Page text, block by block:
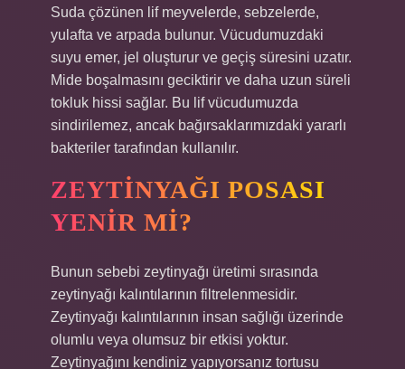
Suda çözünen lif meyvelerde, sebzelerde,
yulafta ve arpada bulunur. Vücudumuzdaki
suyu emer, jel oluşturur ve geçiş süresini uzatır.
Mide boşalmasını geciktirir ve daha uzun süreli
tokluk hissi sağlar. Bu lif vücudumuzda
sindirilemez, ancak bağırsaklarımızdaki yararlı
bakteriler tarafından kullanılır.
ZEYTINYAĞI POSASI
YENIR MI?
Bunun sebebi zeytinyağı üretimi sırasında
zeytinyağı kalıntılarının filtrelenmesidir.
Zeytinyağı kalıntılarının insan sağlığı üzerinde
olumlu veya olumsuz bir etkisi yoktur.
Zeytinyağını kendiniz yapıyorsanız tortusu